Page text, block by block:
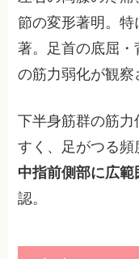
節の変形著明。
著。足首の底屈
の筋力弱化が観察
下半身筋群の筋
すく、足がつる頻
中指前側部に広
認。